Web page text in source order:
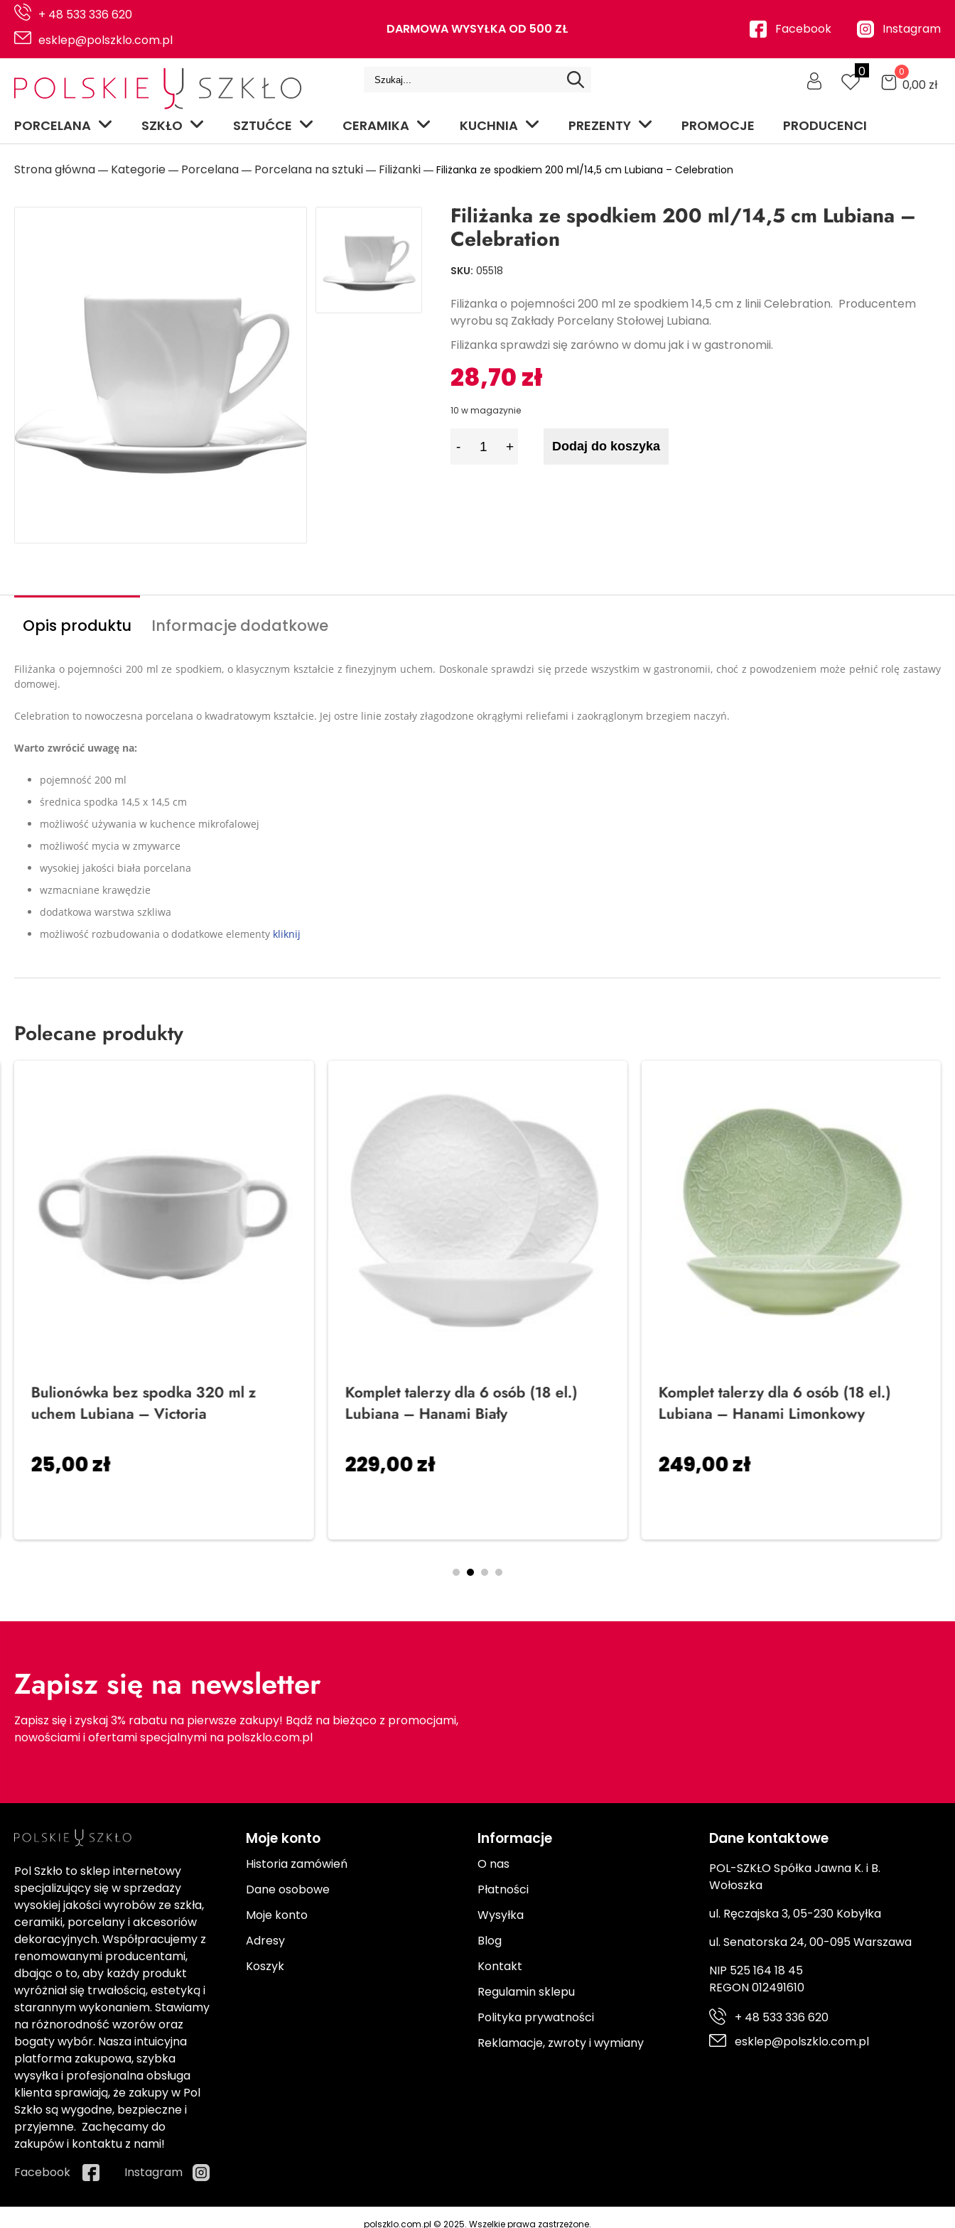
+ 48 533 336 620
esklep@polszklo.com.pl
DARMOWA WYSYŁKA OD 500 ZŁ Facebook Instagram
0 0
0,00 zł
PORCELANA SZKŁO SZTUĆCE CERAMIKA KUCHNIA PREZENTY PROMOCJE PRODUCENCI
Strona główna ― Kategorie ― Porcelana ― Porcelana na sztuki ― Filiżanki ― Filiżanka ze spodkiem 200 ml/14,5 cm Lubiana – Celebration
Filiżanka ze spodkiem 200 ml/14,5 cm Lubiana –
Celebration
SKU: 05518
Filiżanka o pojemności 200 ml ze spodkiem 14,5 cm z linii Celebration. Producentem
wyrobu są Zakłady Porcelany Stołowej Lubiana.
Filiżanka sprawdzi się zarówno w domu jak i w gastronomii.
28,70zł
10 w magazynie
Dodaj do koszyka
Opis produktu Informacje dodatkowe
Filiżanka o pojemności 200 ml ze spodkiem, o klasycznym kształcie z finezyjnym uchem. Doskonale sprawdzi się przede wszystkim w gastronomii, choć z powodzeniem może pełnić rolę zastawy
domowej.
Celebration to nowoczesna porcelana o kwadratowym kształcie. Jej ostre linie zostały złagodzone okrągłymi reliefami i zaokrąglonym brzegiem naczyń.
Warto zwrócić uwagę na:
pojemność 200 ml
średnica spodka 14,5 x 14,5 cm
możliwość używania w kuchence mikrofalowej
możliwość mycia w zmywarce
wysokiej jakości biała porcelana
wzmacniane krawędzie
dodatkowa warstwa szkliwa
możliwość rozbudowania o dodatkowe elementy kliknij
Polecane produkty
Bulionówka bez spodka 320 ml z
uchem Lubiana – Victoria
25,00zł
Komplet talerzy dla 6 osób (18 el.)
Lubiana – Hanami Biały
229,00zł
Komplet talerzy dla 6 osób (18 el.)
Lubiana – Hanami Limonkowy
249,00zł
Zapisz się na newsletter
Zapisz się i zyskaj 3% rabatu na pierwsze zakupy! Bądź na bieżąco z promocjami,
nowościami i ofertami specjalnymi na polszklo.com.pl
Pol Szkło to sklep internetowy
specjalizujący się w sprzedaży
wysokiej jakości wyrobów ze szkła,
ceramiki, porcelany i akcesoriów
dekoracyjnych. Współpracujemy z
renomowanymi producentami,
dbając o to, aby każdy produkt
wyróżniał się trwałością, estetyką i
starannym wykonaniem. Stawiamy
na różnorodność wzorów oraz
bogaty wybór. Nasza intuicyjna
platforma zakupowa, szybka
wysyłka i profesjonalna obsługa
klienta sprawiają, że zakupy w Pol
Szkło są wygodne, bezpieczne i
przyjemne. Zachęcamy do
zakupów i kontaktu z nami!
Facebook
Instagram
Moje konto
Historia zamówień
Dane osobowe
Moje konto
Adresy
Koszyk
Informacje
O nas
Płatności
Wysyłka
Blog
Kontakt
Regulamin sklepu
Polityka prywatności
Reklamacje, zwroty i wymiany
Dane kontaktowe
POL-SZKŁO Spółka Jawna K. i B.
Wołoszka
ul. Ręczajska 3, 05-230 Kobyłka
ul. Senatorska 24, 00-095 Warszawa
NIP 525 164 18 45
REGON 012491610
+ 48 533 336 620
esklep@polszklo.com.pl
polszklo.com.pl © 2025. Wszelkie prawa zastrzeżone.